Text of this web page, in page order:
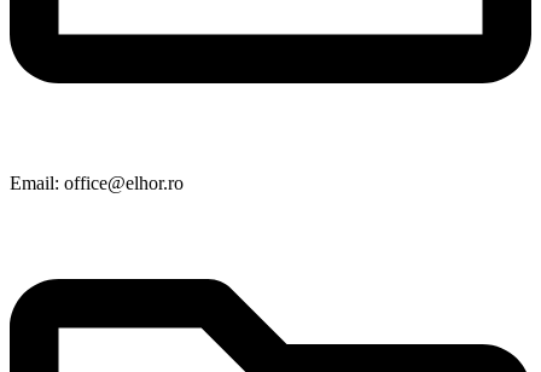
Email: office@elhor.ro